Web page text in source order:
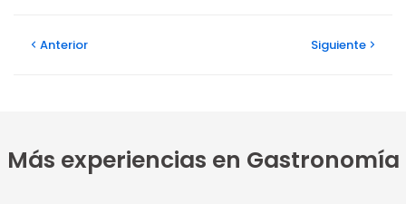
Anterior Siguiente
Más experiencias en Gastronomía